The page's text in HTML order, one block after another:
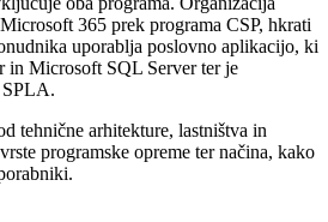
365 prek programa CSP, hkrati
uporablja poslovno aplikacijo, ki
in Microsoft SQL Server ter je
SPLA.
tehnične arhitekture, lastništva in
programske opreme ter načina, kako